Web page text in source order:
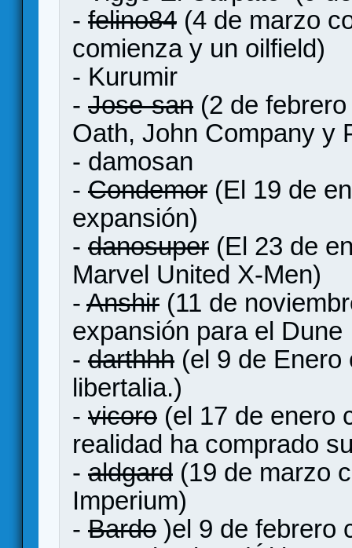
- felino84 (4 de marzo
comienza y un oilfield)
- Kurumir
- Jose-san (2 de
Oath, John Company y
- damosan
- Condemor (El 19 de
expansión)
- danosuper (El 23 de
Marvel United X-Men)
- Anshir (11 de
expansión para el Dune
- darthhh (el 9 de
libertalia.)
- vicoro (el 17 de enero
realidad ha comprado
- aldgard (19 de marzo
Imperium)
- Bardo )el 9 de febrero